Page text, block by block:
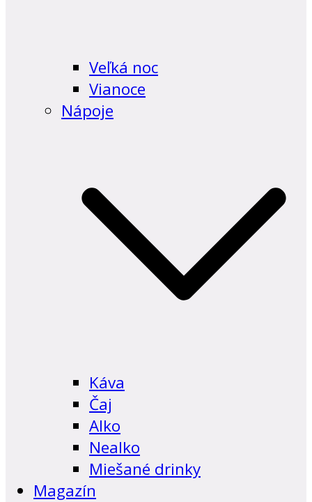
Veľká noc
Vianoce
Nápoje
Káva
Čaj
Alko
Nealko
Miešané drinky
Magazín